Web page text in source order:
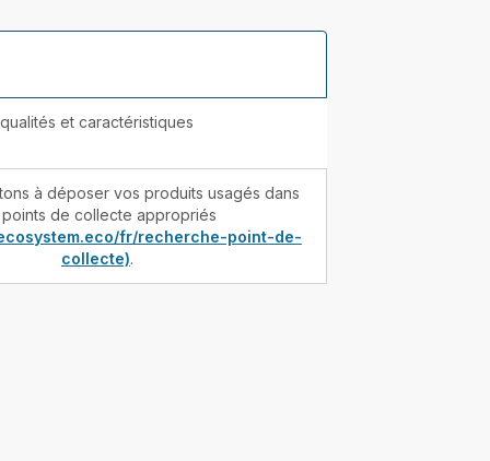
et caractéristiques
à déposer vos produits usagés dans
points de collecte appropriés
fr/recherche-point-de-
collecte).